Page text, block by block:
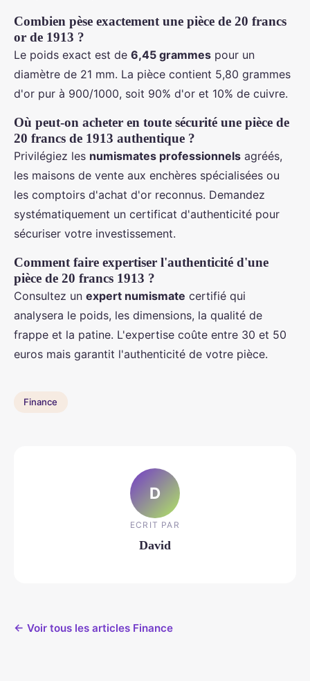
Combien pèse exactement une pièce de 20 francs
or de 1913 ?
Le poids exact est de 6,45 grammes pour un
diamètre de 21 mm. La pièce contient 5,80 grammes
d'or pur à 900/1000, soit 90% d'or et 10% de cuivre.
Où peut-on acheter en toute sécurité une pièce de
20 francs de 1913 authentique ?
Privilégiez les numismates professionnels agréés,
les maisons de vente aux enchères spécialisées ou
les comptoirs d'achat d'or reconnus. Demandez
systématiquement un certificat d'authenticité pour
sécuriser votre investissement.
Comment faire expertiser l'authenticité d'une
pièce de 20 francs 1913 ?
Consultez un expert numismate certifié qui
analysera le poids, les dimensions, la qualité de
frappe et la patine. L'expertise coûte entre 30 et 50
euros mais garantit l'authenticité de votre pièce.
Finance
D
ECRIT PAR
David
← Voir tous les articles Finance